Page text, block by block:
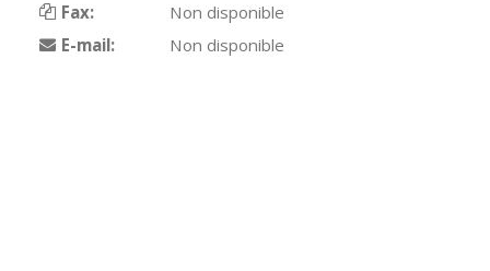
Fax:
Non disponible
E-mail:
Non disponible